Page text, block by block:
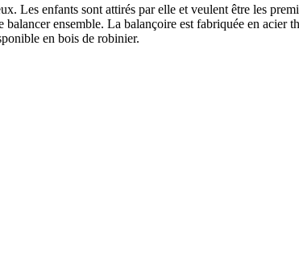
Les enfants sont attirés par elle et veulent être les
ensemble. La balançoire est fabriquée en
en bois de robinier.